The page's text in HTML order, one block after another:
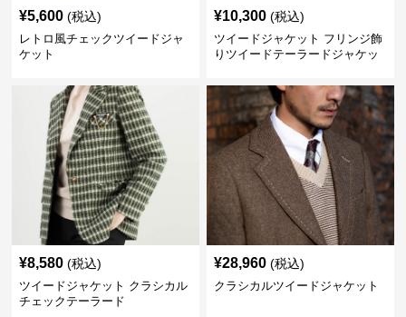
¥5,600 (税込)
レトロ風チェックツイードジャ
ケット
¥10,300 (税込)
ツイードジャケット フリンジ飾
りツイードテーラードジャケッ
¥8,580 (税込)
ツイードジャケット クラシカル
チェックテーラード
¥28,960 (税込)
クラシカルツイードジャケット